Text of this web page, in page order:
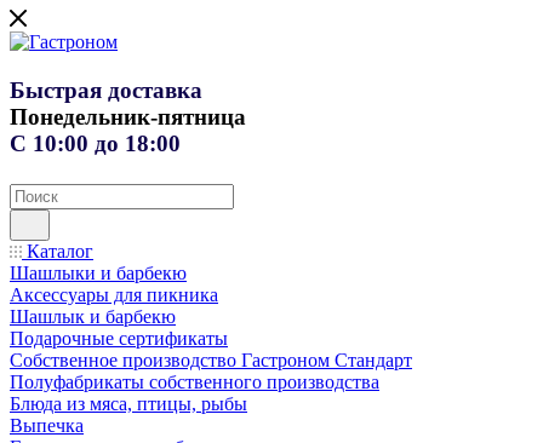
Быстрая доставка
Понедельник-пятница
С 10:00 до 18:00
Каталог
Шашлыки и барбекю
Аксессуары для пикника
Шашлык и барбекю
Подарочные сертификаты
Собственное производство Гастроном Стандарт
Полуфабрикаты собственного производства
Блюда из мяса, птицы, рыбы
Выпечка